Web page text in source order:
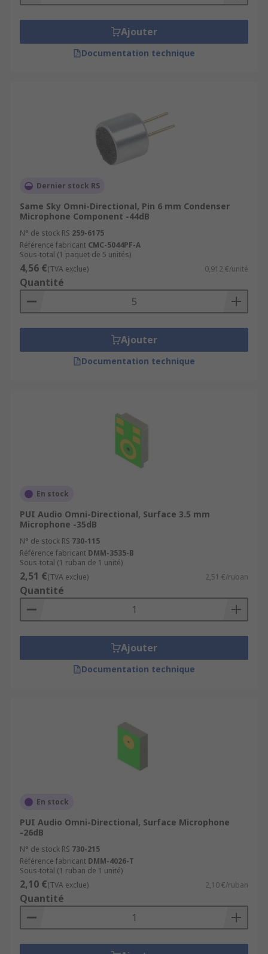
Ajouter
Documentation technique
Dernier stock RS
Same Sky Omni-Directional, Pin 6 mm Condenser
Microphone Component -44dB
N° de stock RS 259-6175
Référence fabricant CMC-5044PF-A
Sous-total (1 paquet de 5 unités)
4,56 €(TVA exclue) 0,912 €/unité
Quantité
Ajouter
Documentation technique
En stock
PUI Audio Omni-Directional, Surface 3.5 mm
Microphone -35dB
N° de stock RS 730-115
Référence fabricant DMM-3535-B
Sous-total (1 ruban de 1 unité)
2,51 €(TVA exclue) 2,51 €/ruban
Quantité
Ajouter
Documentation technique
En stock
PUI Audio Omni-Directional, Surface Microphone
-26dB
N° de stock RS 730-215
Référence fabricant DMM-4026-T
Sous-total (1 ruban de 1 unité)
2,10 €(TVA exclue) 2,10 €/ruban
Quantité